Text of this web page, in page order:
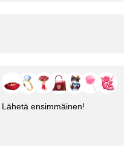
ensimmäinen!